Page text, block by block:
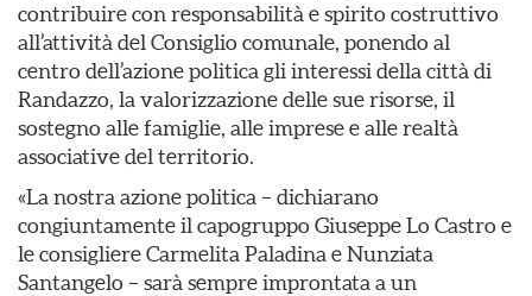
contribuire con responsabilità e spirito costruttivo
all’attività del Consiglio comunale, ponendo al
centro dell’azione politica gli interessi della città di
Randazzo, la valorizzazione delle sue risorse, il
sostegno alle famiglie, alle imprese e alle realtà
associative del territorio.
«La nostra azione politica – dichiarano
congiuntamente il capogruppo Giuseppe Lo Castro e
le consigliere Carmelita Paladina e Nunziata
Santangelo – sarà sempre improntata a un